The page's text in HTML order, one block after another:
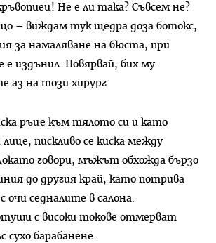
Не е ли така? Съвсем не?
– виждам тук щедра доза ботокс,
за намаляване на бюста, при
е издънил. Повярвай, бих му
аз на този хирург.
ръце към тялото си и като
лице, пискливо се киска между
говори, мъжът обхожда бързо
до другия край, като потрива
очи седналите в салона.
с високи токове отмерват
сухо барабанене.